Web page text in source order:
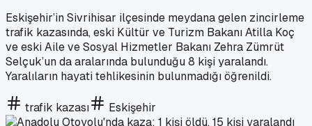
Eskişehir’in Sivrihisar ilçesinde meydana gelen zincirleme
trafik kazasında, eski Kültür ve Turizm Bakanı Atilla Koç
ve eski Aile ve Sosyal Hizmetler Bakanı Zehra Zümrüt
Selçuk’un da aralarında bulunduğu 8 kişi yaralandı.
Yaralıların hayati tehlikesinin bulunmadığı öğrenildi.
trafik kazası Eskişehir